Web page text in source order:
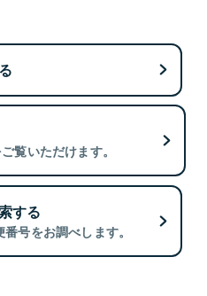
覧いただけます。
する
号をお調べします。